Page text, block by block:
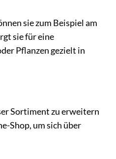
sie zum Beispiel am
sie für eine
Pflanzen gezielt in
Sortiment zu erweitern
Shop, um sich über